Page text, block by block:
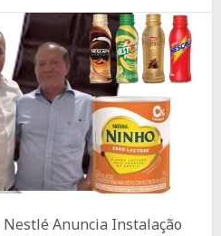
Nestlé Anuncia Instalação